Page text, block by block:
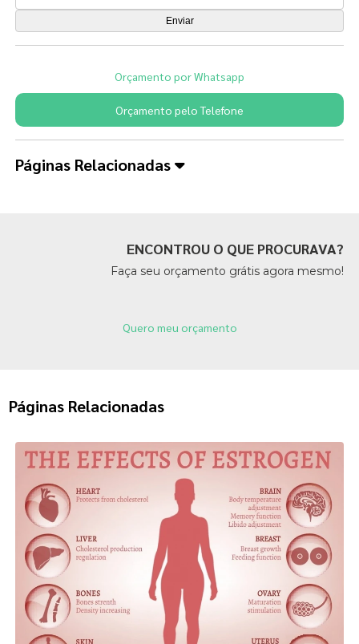
Orçamento por Whatsapp
Orçamento pelo Telefone
Páginas Relacionadas
ENCONTROU O QUE PROCURAVA?
Faça seu orçamento grátis agora mesmo!
Quero meu orçamento
Páginas Relacionadas